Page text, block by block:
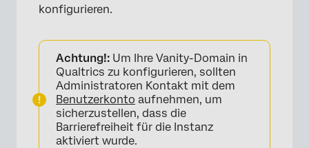
konfigurieren.
Achtung!: Um Ihre Vanity-Domain in
Qualtrics zu konfigurieren, sollten
Administratoren Kontakt mit dem
Benutzerkonto aufnehmen, um
sicherzustellen, dass die
Barrierefreiheit für die Instanz
aktiviert wurde.